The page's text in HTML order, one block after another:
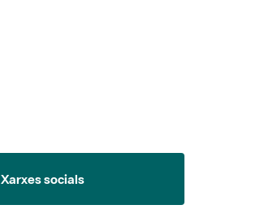
Xarxes socials